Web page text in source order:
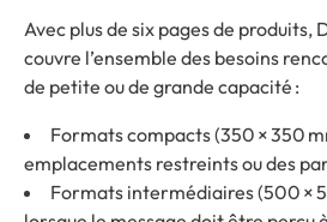
Avec plus de six pages de produits,
couvre l’ensemble des besoins
de petite ou de grande capacité :
Formats compacts (350 × 350
emplacements restreints ou des
Formats intermédiaires (500 ×